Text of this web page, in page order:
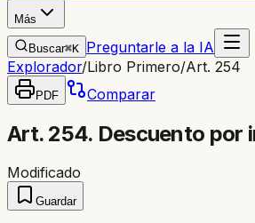
Más
Buscar⌘K Preguntarle a la IA
Explorador/Libro Primero/Art. 254
PDF Comparar
Art. 254. Descuento por
Modificado
Guardar